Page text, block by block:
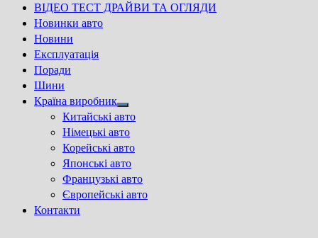
ВІДЕО ТЕСТ ДРАЙВИ ТА ОГЛЯДИ
Новинки авто
Новини
Експлуатація
Поради
Шини
Країна виробник
Show
sub
menu
Китайські авто
Німецькі авто
Корейські авто
Японські авто
Французькі авто
Європейські авто
Контакти